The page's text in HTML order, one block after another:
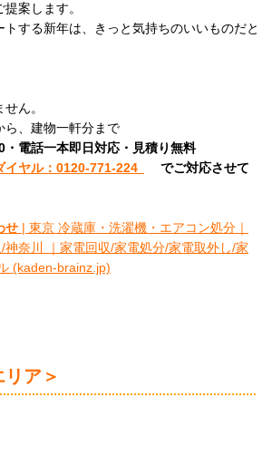
案します。
トする新年は、きっと気持ちのいいものだと
ん。
ら、建物一軒分まで
電話一本即日対応・見積り無料
イヤル：0120-771-224
でご対応させて
せ | 東京 冷蔵庫・洗濯機・エアコン処分｜
神奈川 ｜家電回収/家電処分/家電取外し/家
(kaden-brainz.jp)
リア＞